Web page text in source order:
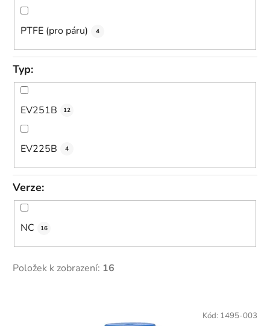
PTFE (pro páru) 4
Typ:
EV251B 12
EV225B 4
Verze:
NC 16
Položek k zobrazení: 16
Kód: 1495-003